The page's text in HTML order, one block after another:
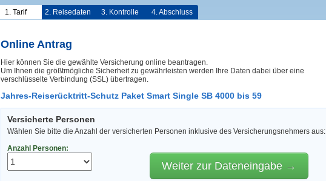
1. Tarif 2. Reisedaten 3. Kontrolle 4. Abschluss
Online Antrag
Hier können Sie die gewählte Versicherung online beantragen.
Um Ihnen die größtmögliche Sicherheit zu gewährleisten werden Ihre Daten dabei über eine
verschlüsselte Verbindung (SSL) übertragen.
Jahres-Reiserücktritt-Schutz Paket Smart Single SB 4000 bis 59
Versicherte Personen
Wählen Sie bitte die Anzahl der versicherten Personen inklusive des Versicherungsnehmers aus:
Anzahl Personen:
Weiter zur Dateneingabe →